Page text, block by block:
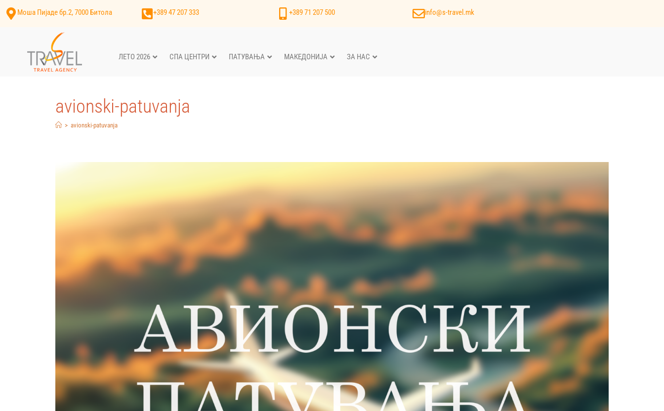
Моша Пијаде бр.2, 7000 Битола +389 47 207 333 +389 71 207 500 info@s-travel.mk
ЛЕТО 2026 СПА ЦЕНТРИ ПАТУВАЊА МАКЕДОНИЈА ЗА НАС
avionski-patuvanja
> avionski-patuvanja